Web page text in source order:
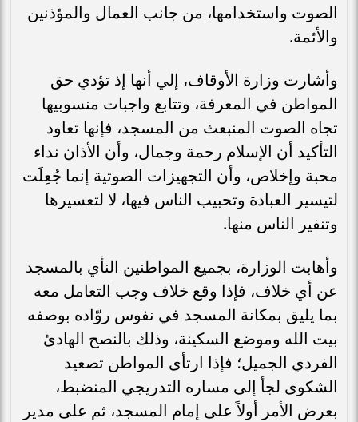
الصوت واستخدامها، من جانب العمال والمؤذنين
والأئمة.
وأشارت وزارة الأوقاف، إلي أنها إذ تؤدي حق
المواطن في المعرفة، وتتابع واجبات منسوبيها
تجاه الصوت المنبعث من المسجد، فإنها تعاود
التأكيد أن الإسلام رحمة وجمال، وأن الأذان نداء
محبة وإخلاص، وأن التجهيزات الصوتية إنما جُعِلَت
لتيسير العبادة وتحبيب الناس فيها، لا لتعسيرها
وتنفير الناس منها.
وأهابت الوزارة، بجميع المواطنين النأي بالمسجد
عن أي خلاف، فإذا وقع خلاف وجب التعامل معه
بما يليق بمكانة المسجد في نفوس روّاده بوصفه
بيت الله وموضع السكينة، وذلك بالنصح الهادئ
الفردي الجميل؛ فإذا ارتأى المواطن تصعيد
الشكوى لجأ إلى مساره التدريجي المنضبط،
بعرض الأمر أولاً على إمام المسجد، ثم على مدير